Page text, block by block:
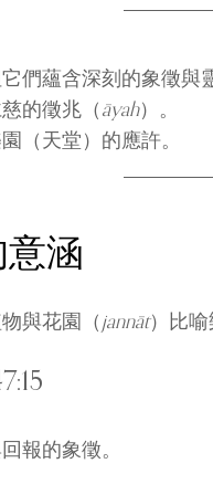
們蘊含深刻的象徵與
的徵兆（ āyah）。
（天堂）的應許。
涵
與花園（ jannāt）比喻
報的象徵。